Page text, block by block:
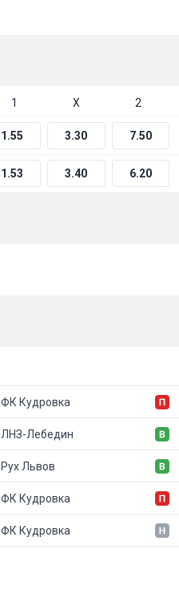
1 Х 2
1.55 3.30 7.50
1.53 3.40 6.20
ФК Кудровка
ЛНЗ-Лебедин
Рух Львов
ФК Кудровка
ФК Кудровка